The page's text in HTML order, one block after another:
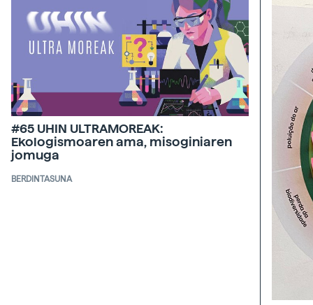
#65 UHIN ULTRAMOREAK:
Ekologismoaren ama, misoginiaren
jomuga
BERDINTASUNA